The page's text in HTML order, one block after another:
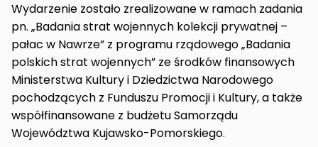
Wydarzenie zostało zrealizowane w ramach zadania
pn. „Badania strat wojennych kolekcji prywatnej –
pałac w Nawrze” z programu rządowego „Badania
polskich strat wojennych” ze środków finansowych
Ministerstwa Kultury i Dziedzictwa Narodowego
pochodzących z Funduszu Promocji i Kultury, a także
współfinansowane z budżetu Samorządu
Województwa Kujawsko-Pomorskiego.